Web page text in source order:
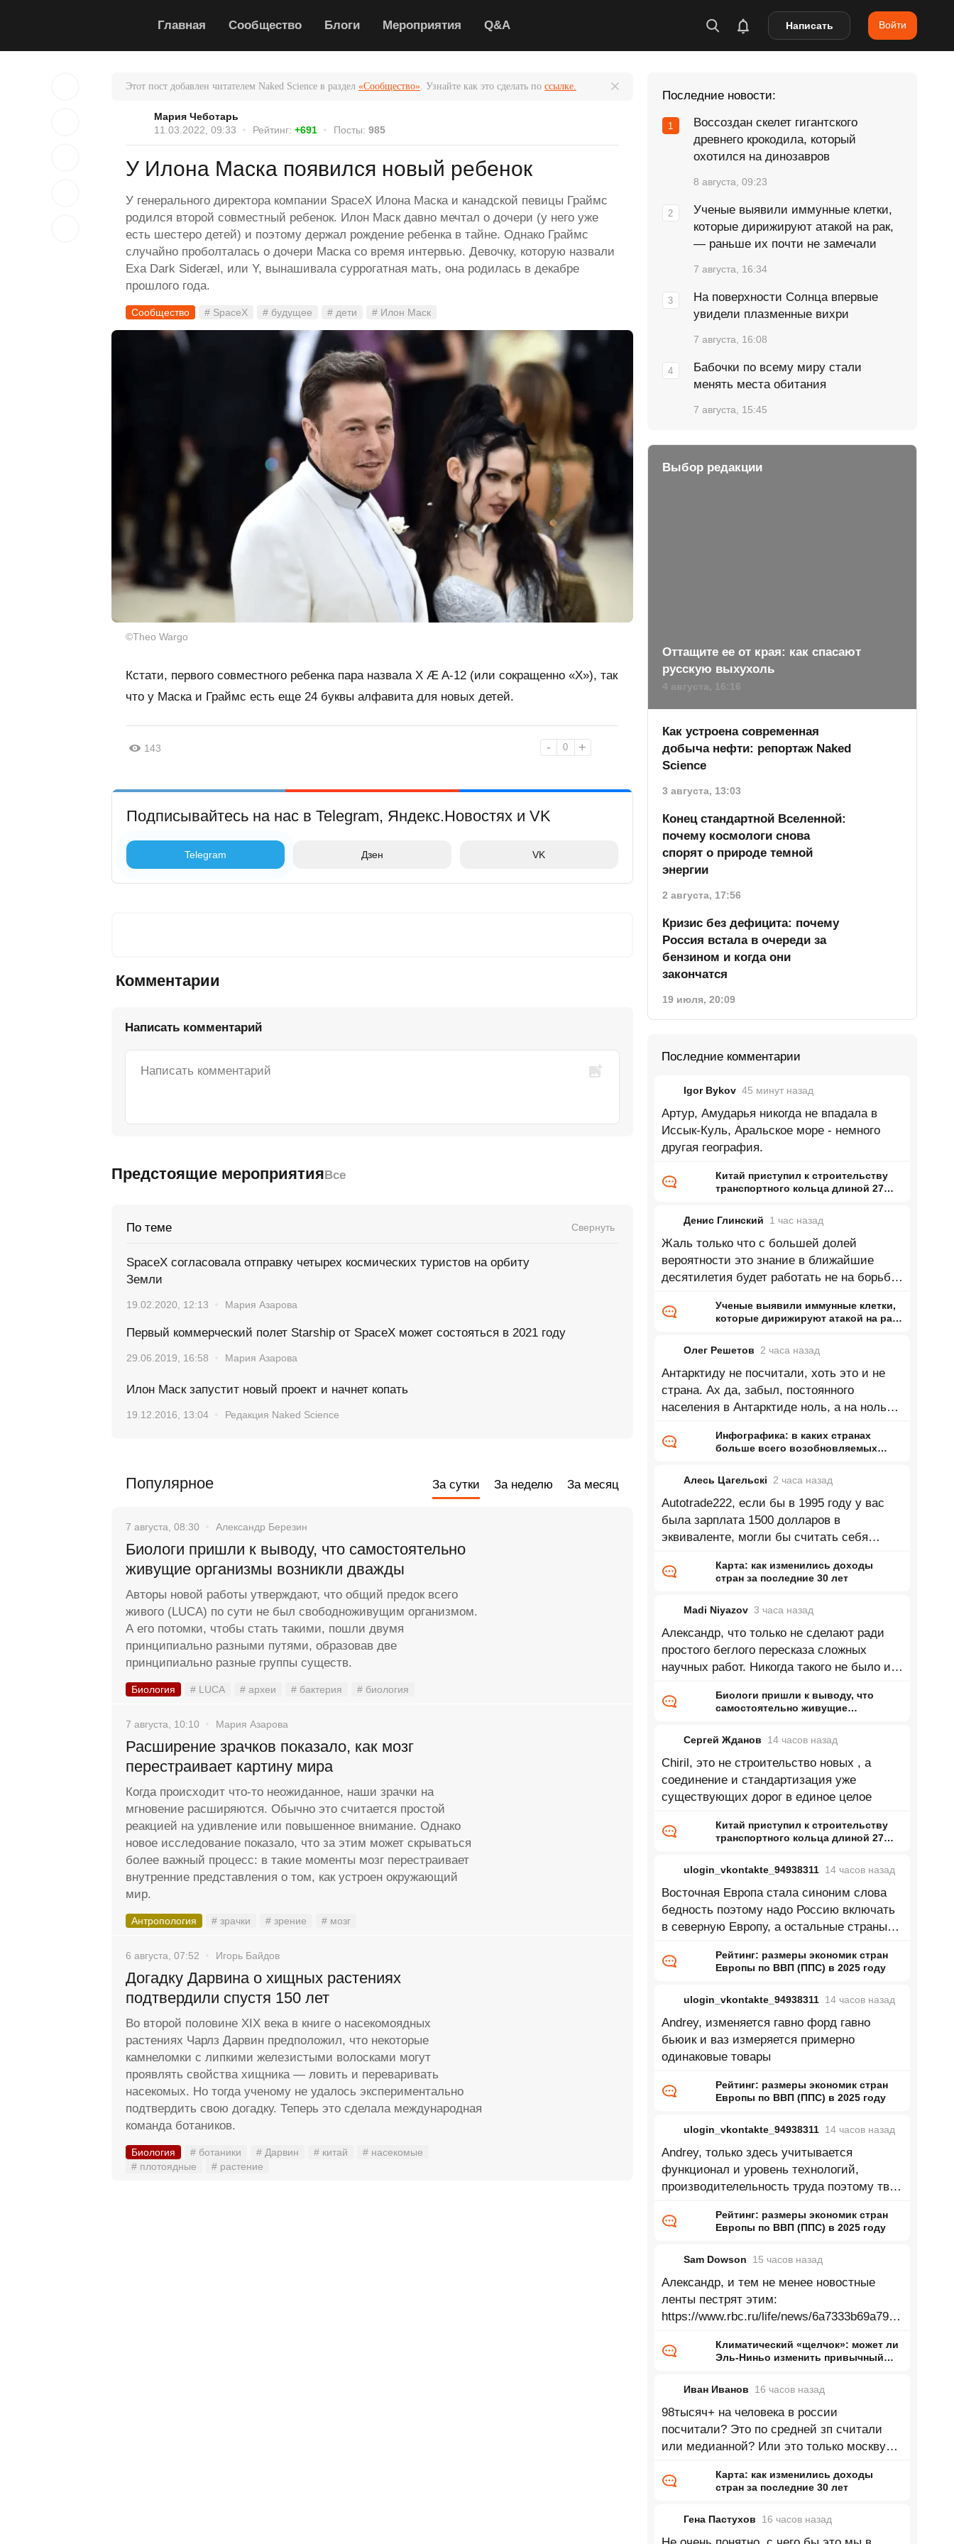
Главная Сообщество Блоги Мероприятия Q&A Написать Войти
Этот пост добавлен читателем Naked Science в раздел «Сообщество». Узнайте как это сделать по ссылке.
Мария Чеботарь
11.03.2022, 09:33
Рейтинг: +691 Посты: 985
У Илона Маска появился новый ребенок
У генерального директора компании SpaceX Илона Маска и канадской певицы Граймс
родился второй совместный ребенок. Илон Маск давно мечтал о дочери (у него уже
есть шестеро детей) и поэтому держал рождение ребенка в тайне. Однако Граймс
случайно проболталась о дочери Маска со время интервью. Девочку, которую назвали
Exa Dark Sideræl, или Y, вынашивала суррогатная мать, она родилась в декабре
прошлого года.
Сообщество # SpaceX # будущее # дети # Илон Маск
©Theo Wargo
Кстати, первого совместного ребенка пара назвала X Æ A-12 (или сокращенно «X»), так
что у Маска и Граймс есть еще 24 буквы алфавита для новых детей.
- 0 +
143
Подписывайтесь на нас в Telegram, Яндекс.Новостях и VK
Telegram Дзен VK
Комментарии
Написать комментарий
Предстоящие мероприятия Все
По теме Свернуть
SpaceX согласовала отправку четырех космических туристов на орбиту
Земли
19.02.2020, 12:13 Мария Азарова
Первый коммерческий полет Starship от SpaceX может состояться в 2021 году
29.06.2019, 16:58 Мария Азарова
Илон Маск запустит новый проект и начнет копать
19.12.2016, 13:04 Редакция Naked Science
Популярное За сутки За неделю За месяц
7 августа, 08:30 Александр Березин
Биологи пришли к выводу, что самостоятельно
живущие организмы возникли дважды
Авторы новой работы утверждают, что общий предок всего
живого (LUCA) по сути не был свободноживущим организмом.
А его потомки, чтобы стать такими, пошли двумя
принципиально разными путями, образовав две
принципиально разные группы существ.
Биология # LUCA # археи # бактерия # биология
7 августа, 10:10 Мария Азарова
Расширение зрачков показало, как мозг
перестраивает картину мира
Когда происходит что-то неожиданное, наши зрачки на
мгновение расширяются. Обычно это считается простой
реакцией на удивление или повышенное внимание. Однако
новое исследование показало, что за этим может скрываться
более важный процесс: в такие моменты мозг перестраивает
внутренние представления о том, как устроен окружающий
мир.
Антропология # зрачки # зрение # мозг
6 августа, 07:52 Игорь Байдов
Догадку Дарвина о хищных растениях
подтвердили спустя 150 лет
Во второй половине XIX века в книге о насекомоядных
растениях Чарлз Дарвин предположил, что некоторые
камнеломки с липкими железистыми волосками могут
проявлять свойства хищника — ловить и переваривать
насекомых. Но тогда ученому не удалось экспериментально
подтвердить свою догадку. Теперь это сделала международная
команда ботаников.
Биология # ботаники # Дарвин # китай
# насекомые
# плотоядные
# растение
Последние новости:
Воссоздан скелет гигантского
древнего крокодила, который
охотился на динозавров
8 августа, 09:23
Ученые выявили иммунные клетки,
которые дирижируют атакой на рак,
— раньше их почти не замечали
7 августа, 16:34
На поверхности Солнца впервые
увидели плазменные вихри
7 августа, 16:08
Бабочки по всему миру стали
менять места обитания
7 августа, 15:45
Выбор редакции
Оттащите ее от края: как спасают
русскую выхухоль
4 августа, 16:16
Как устроена современная
добыча нефти: репортаж Naked
Science
3 августа, 13:03
Конец стандартной Вселенной:
почему космологи снова
спорят о природе темной
энергии
2 августа, 17:56
Кризис без дефицита: почему
Россия встала в очереди за
бензином и когда они
закончатся
19 июля, 20:09
Последние комментарии
Igor Bykov 45 минут назад
Артур, Амударья никогда не впадала в
Иссык-Куль, Аральское море - немного
другая география.
Китай приступил к строительству
транспортного кольца длиной 27
Денис Глинский
1 час назад
Жаль только что с большей долей
вероятности это знание в ближайшие
десятилетия будет работать не на борьбу
Ученые выявили иммунные клетки,
которые дирижируют атакой на рак,
Олег Решетов
2 часа назад
Антарктиду не посчитали, хоть это и не
страна. Ах да, забыл, постоянного
населения в Антарктиде ноль, а на ноль
Инфографика: в каких странах
больше всего возобновляемых
Алесь Цагельскi 2 часа назад
Autotrade222, если бы в 1995 году у вас
была зарплата 1500 долларов в
эквиваленте, могли бы считать себя
зарплата
Карта: как изменились доходы
стран за последние 30 лет
Madi Niyazov 3 часа назад
Александр, что только не сделают ради
простого беглого пересказа сложных
научных работ. Никогда такого не было и
Биологи пришли к выводу, что
самостоятельно живущие
Сергей Жданов
14 часов назад
Chiril, это не строительство новых , а
соединение и стандартизация уже
существующих дорог в единое целое
Китай приступил к строительству
транспортного кольца длиной 27
ulogin_vkontakte_94938311 14 часов назад
Восточная Европа стала синоним слова
бедность поэтому надо Россию включать
в северную Европу, а остальные страны
Рейтинг: размеры экономик стран
Европы по ВВП (ППС) в 2025 году
ulogin_vkontakte_94938311 14 часов назад
Andrey, изменяется гавно форд гавно
бьюик и ваз измеряется примерно
одинаковые товары
Рейтинг: размеры экономик стран
Европы по ВВП (ППС) в 2025 году
ulogin_vkontakte_94938311 14 часов назад
Andrey, только здесь учитывается
функционал и уровень технологий,
производителельность труда поэтому твой
Рейтинг: размеры экономик стран
Европы по ВВП (ППС) в 2025 году
Sam Dowson 15 часов назад
Александр, и тем не менее новостные
ленты пестрят этим:
https://www.rbc.ru/life/news/6a7333b69a7947
Аттакама, Аризона, Гоби, Такламакан и
Климатический «щелчок»: может ли
Эль-Ниньо изменить привычный
Иван Иванов
16 часов назад
98тысяч+ на человека в россии
посчитали? Это по средней зп считали
или медианной? Или это только москву
доля
Карта: как изменились доходы
стран за последние 30 лет
Гена Пастухов 16 часов назад